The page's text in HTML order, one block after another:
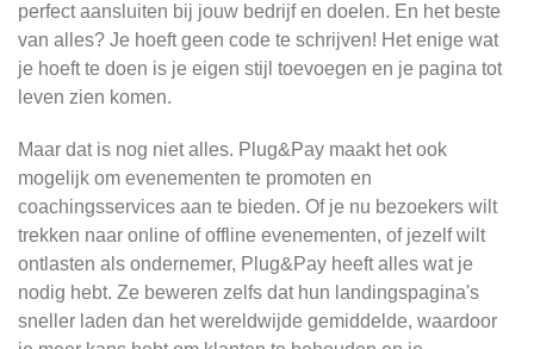
perfect aansluiten bij jouw bedrijf en doelen. En het beste
van alles? Je hoeft geen code te schrijven! Het enige wat
je hoeft te doen is je eigen stijl toevoegen en je pagina tot
leven zien komen.
Maar dat is nog niet alles. Plug&Pay maakt het ook
mogelijk om evenementen te promoten en
coachingsservices aan te bieden. Of je nu bezoekers wilt
trekken naar online of offline evenementen, of jezelf wilt
ontlasten als ondernemer, Plug&Pay heeft alles wat je
nodig hebt. Ze beweren zelfs dat hun landingspagina's
sneller laden dan het wereldwijde gemiddelde, waardoor